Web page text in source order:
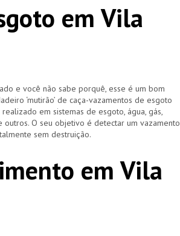
em Vila
e você não sabe porquê, esse é um bom
‘mutirão’ de caça-vazamentos de esgoto
em sistemas de esgoto, água, gás,
outros. O seu objetivo é detectar um vazamento
sem destruição.
em Vila